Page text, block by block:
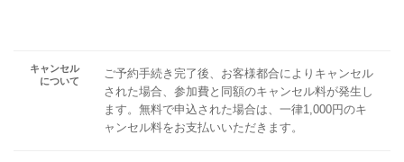
キャンセル
について
ご予約手続き完了後、お客様都合によりキャンセル
された場合、参加費と同額のキャンセル料が発生し
ます。無料で申込された場合は、一律1,000円のキ
ャンセル料をお支払いいただきます。